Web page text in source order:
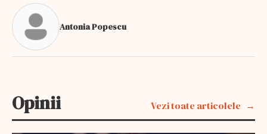
Antonia Popescu
Opinii Vezi toate articolele